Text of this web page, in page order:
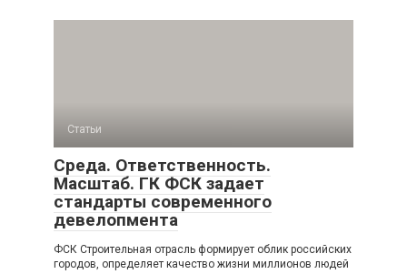
Статьи
Среда. Ответственность.
Масштаб. ГК ФСК задает
стандарты современного
девелопмента
ФСК Строительная отрасль формирует облик российских
городов, определяет качество жизни миллионов людей